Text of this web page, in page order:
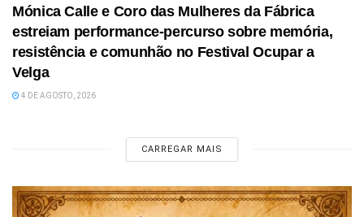
Mónica Calle e Coro das Mulheres da Fábrica
estreiam performance-percurso sobre memória,
resistência e comunhão no Festival Ocupar a
Velga
4 DE AGOSTO, 2026
CARREGAR MAIS